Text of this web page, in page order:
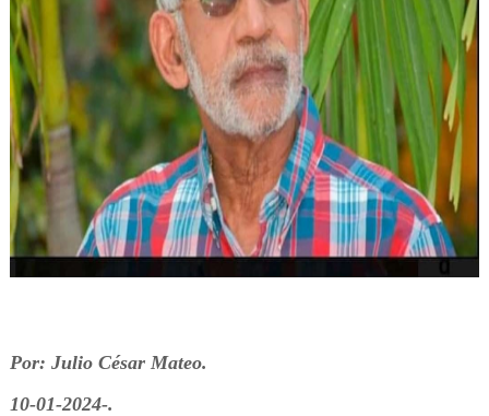
Por: Julio César Mateo.
10-01-2024-.